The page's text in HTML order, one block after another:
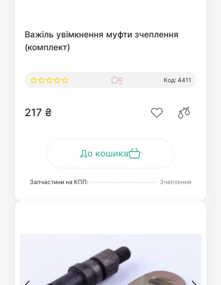
Важіль увімкнення муфти зчеплення
(комплект)
0 Код: 4411
217 ₴
До кошика
Запчастини на КПП: Зчеплення